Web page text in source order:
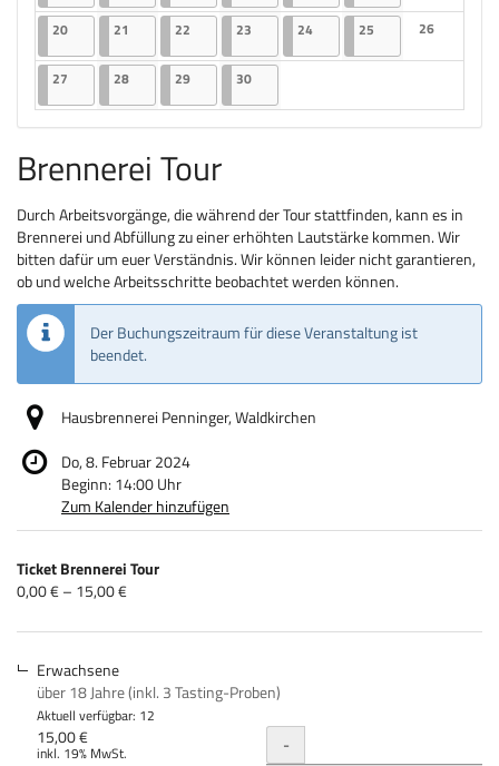
Keine
2020.04.2026
2 Veranstaltungen
21 21.04.2026
2 Veranstaltungen
22 22.04.2026
2 Veranstaltungen
23 23.04.2026
2 Veranstaltungen
2424.04.2026
2 Veranstaltungen
25 25.04.2026
2 Veranstaltungen
26
Keine
27 27.04.2026
2 Veranstaltungen
2828.04.2026
2 Veranstaltungen
2929.04.2026
2 Veranstaltungen
3030.04.2026
2 Veranstaltungen
Brennerei Tour
Durch Arbeitsvorgänge, die während der Tour stattfinden, kann es in
Brennerei und Abfüllung zu einer erhöhten Lautstärke kommen. Wir
bitten dafür um euer Verständnis. Wir können leider nicht garantieren,
ob und welche Arbeitsschritte beobachtet werden können.
Der Buchungszeitraum für diese Veranstaltung ist
beendet.
Hausbrennerei Penninger, Waldkirchen
Do, 8. Februar 2024
Beginn: 14:00Uhr
Zum Kalender hinzufügen
Produkte
Unkategorisierte
Produkte
Ticket Brennerei Tour
von
bis
0,00 € – 15,00 €
Erwachsene
über 18 Jahre (inkl. 3 Tasting-Proben)
Aktuell verfügbar: 12
15,00 €
inkl. 19% MwSt. Menge
-